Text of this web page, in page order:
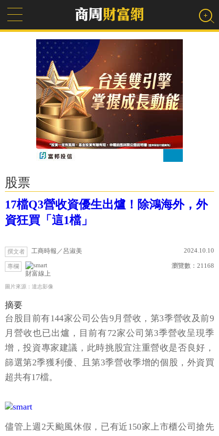
股票
17檔Q3營收資優生出爐！除鴻海外，外
資狂買「這1檔」
撰文者 工商時報／呂淑美 2024.10.10
專欄
財富線上
瀏覽數： 21168
圖片來源：達志影像
摘要
台股目前有144家公司公告9月營收，第3季營收及前9
月營收也已出爐，目前有72家公司第3季營收呈現季
增，投資專家建議，此時挑股宜注重營收是否良好，
篩選第2季獲利優、且第3季營收季增的個股，外資買
超共有17檔。
儘管上週2天颱風休假，已有近150家上市櫃公司搶先